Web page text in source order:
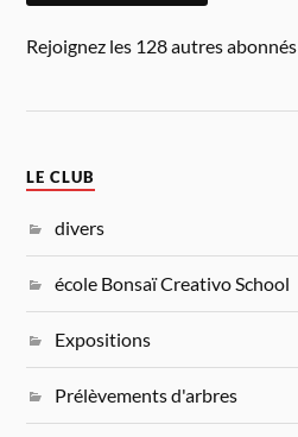
Rejoignez les 128 autres abonnés
LE CLUB
divers
école Bonsaï Creativo School
Expositions
Prélèvements d'arbres